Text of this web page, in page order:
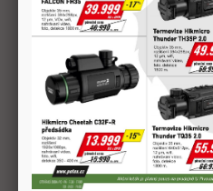
MYSLIVECKÉ
KLOBOUKY